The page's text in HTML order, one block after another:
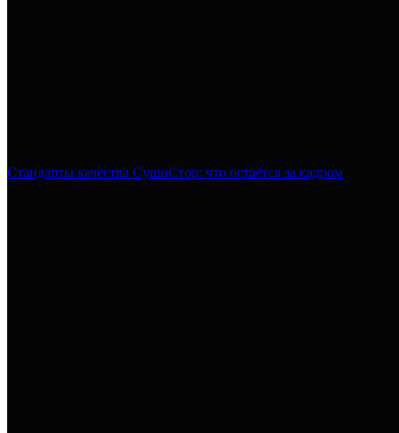
Стандарты качества СушиСтор: что остаётся за кадром